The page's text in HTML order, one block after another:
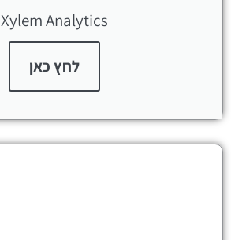
Xylem Analytics
לחץ כאן